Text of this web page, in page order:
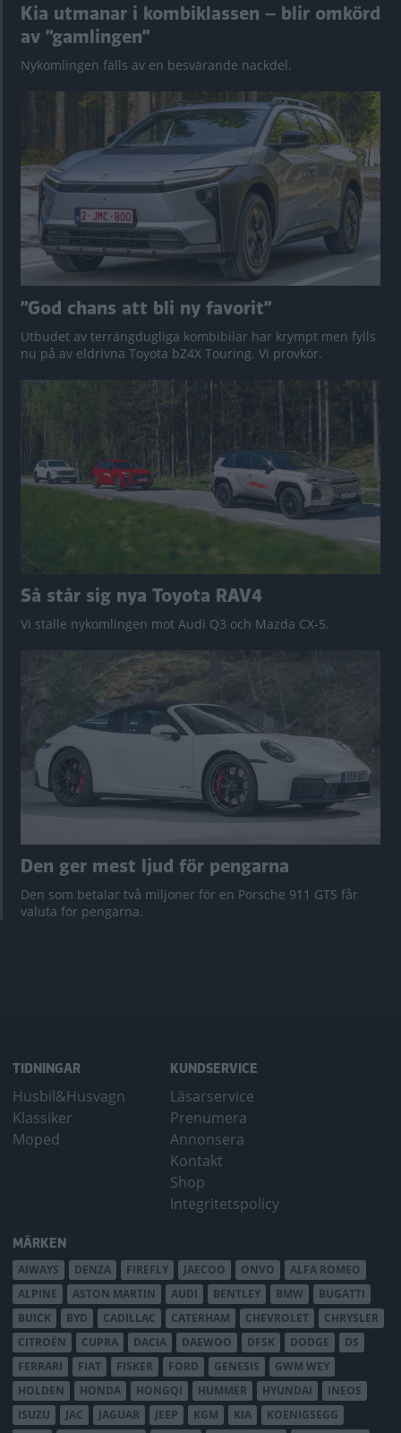
Kia utmanar i kombiklassen – blir omkörd
av ”gamlingen”
Nykomlingen fälls av en besvärande nackdel.
”God chans att bli ny favorit”
Utbudet av terrängdugliga kombibilar har krympt men fylls
nu på av eldrivna Toyota bZ4X Touring. Vi provkör.
Så står sig nya Toyota RAV4
Vi ställe nykomlingen mot Audi Q3 och Mazda CX-5.
Den ger mest ljud för pengarna
Den som betalar två miljoner för en Porsche 911 GTS får
valuta för pengarna.
TIDNINGAR
Husbil&Husvagn
Klassiker
Moped
KUNDSERVICE
Läsarservice
Prenumera
Annonsera
Kontakt
Shop
Integritetspolicy
MÄRKEN
AIWAYS DENZA FIREFLY JAECOO ONVO
ALFA ROMEO
ALPINE
ASTON MARTIN AUDI BENTLEY BMW
BUGATTI
BUICK
BYD CADILLAC CATERHAM CHEVROLET
CHRYSLER
CITROËN
CUPRA DACIA DAEWOO DFSK DODGE
DS
FERRARI
FIAT FISKER FORD GENESIS
GWM WEY
HOLDEN
HONDA HONGQI HUMMER HYUNDAI
INEOS
ISUZU
JAC JAGUAR JEEP KGM KIA
KOENIGSEGG